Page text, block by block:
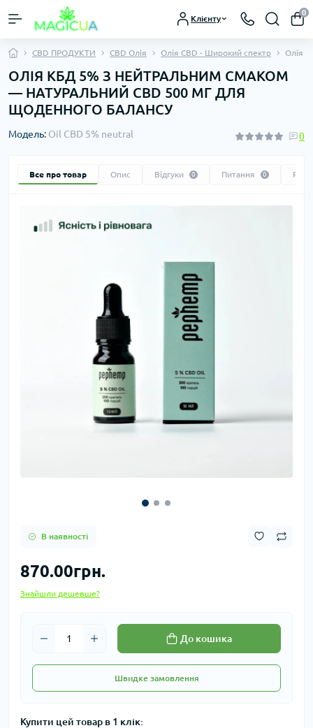
Клієнту
0
CBD ПРОДУКТИ CBD Олія Олія CBD - Широкий спектр Олія
ОЛІЯ КБД 5% З НЕЙТРАЛЬНИМ СМАКОМ
— НАТУРАЛЬНИЙ CBD 500 МГ ДЛЯ
ЩОДЕННОГО БАЛАНСУ
Модель: Oil CBD 5% neutral 0
Все про товар Опис Відгуки 0 Питання 0
В наявності
870.00грн.
Знайшли дешевше?
До кошика
Швидке замовлення
Купити цей товар в 1 клік: